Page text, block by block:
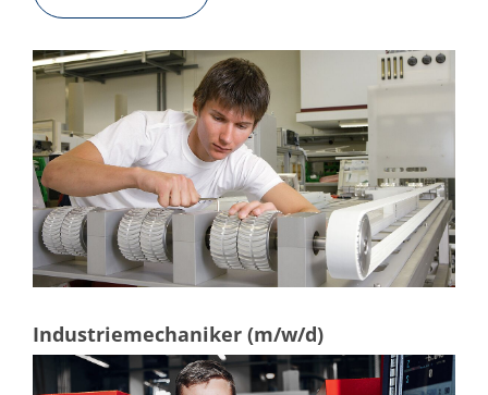
Industriemechaniker (m/w/d)